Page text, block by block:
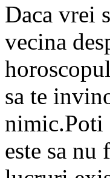
Daca vrei
vecina
sa te
nimic.Poti
este sa